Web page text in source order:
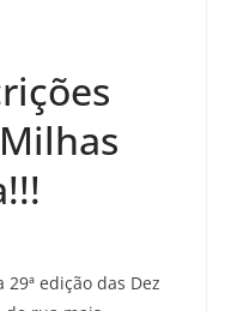
edição das Dez